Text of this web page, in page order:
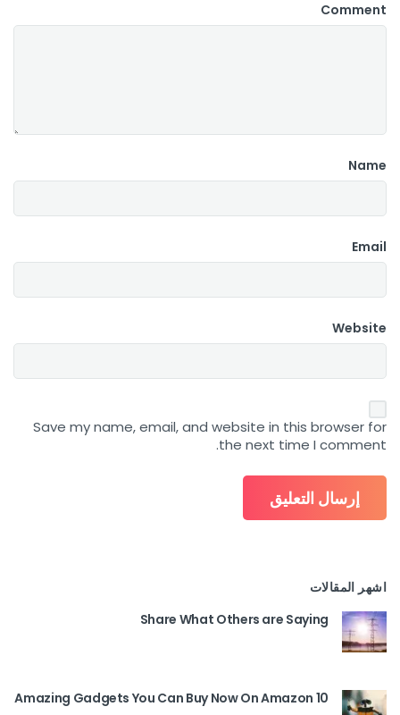
Comment
Name
Email
Website
Save my name, email, and website in this browser for
the next time I comment.
اشهر المقالات
Share What Others are Saying
10 Amazing Gadgets You Can Buy Now On Amazon